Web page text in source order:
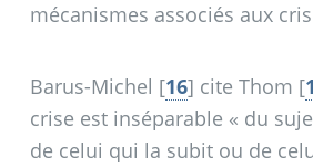
mécanismes associés aux
Barus-Michel [16] cite Thom [
crise est inséparable « du
de celui qui la subit ou de